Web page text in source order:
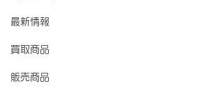
最新情報
買取商品
販売商品